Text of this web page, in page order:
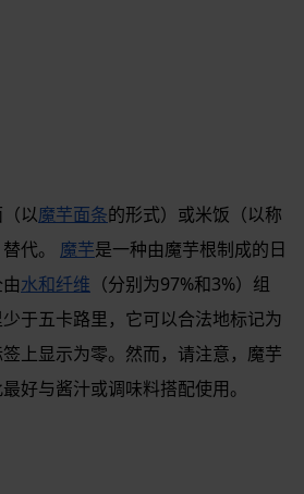
以魔芋面条的形式）或米饭（以称
代。 魔芋是一种由魔芋根制成的日
水和纤维 （分别为97%和3%）组
于五卡路里，它可以合法地标记为
上显示为零。然而，请注意，魔芋
好与酱汁或调味料搭配使用。